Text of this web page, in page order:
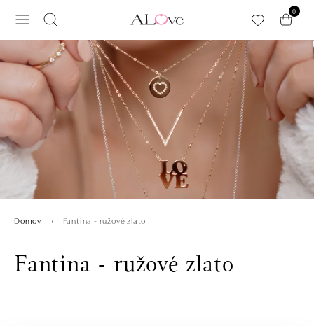
0
Domov Fantina - ružové zlato
Fantina - ružové zlato